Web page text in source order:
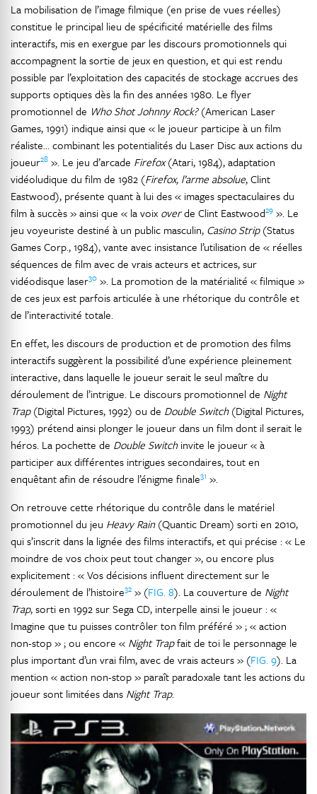
La mobilisation de l’image filmique (en prise de vues réelles)
constitue le principal lieu de spécificité matérielle des films
interactifs, mis en exergue par les discours promotionnels qui
accompagnent la sortie de jeux en question, et qui est rendu
possible par l’exploitation des capacités de stockage accrues des
supports optiques dès la fin des années 1980. Le flyer
promotionnel de Who Shot Johnny Rock?(American Laser
Games, 1991) indique ainsi que « le joueur participe à un film
réaliste… combinant les potentialités du Laser Disc aux actions du
joueur28 ». Le jeu d’arcade Firefox(Atari, 1984), adaptation
vidéoludique du film de 1982 (Firefox, l’arme absolue, Clint
Eastwood), présente quant à lui des « images spectaculaires du
film à succès » ainsi que « la voix overde Clint Eastwood29 ». Le
jeu voyeuriste destiné à un public masculin, Casino Strip(Status
Games Corp., 1984), vante avec insistance l’utilisation de « réelles
séquences de film avec de vrais acteurs et actrices, sur
vidéodisque laser30 ». La promotion de la matérialité « filmique »
de ces jeux est parfois articulée à une rhétorique du contrôle et
de l’interactivité totale.
En effet, les discours de production et de promotion des films
interactifs suggèrent la possibilité d’une expérience pleinement
interactive, dans laquelle le joueur serait le seul maître du
déroulement de l’intrigue. Le discours promotionnel de Night
Trap(Digital Pictures, 1992) ou de Double Switch(Digital Pictures,
1993) prétend ainsi plonger le joueur dans un film dont il serait le
héros. La pochette de Double Switchinvite le joueur « à
participer aux différentes intrigues secondaires, tout en
enquêtant afin de résoudre l’énigme finale31 ».
On retrouve cette rhétorique du contrôle dans le matériel
promotionnel du jeu Heavy Rain(Quantic Dream) sorti en 2010,
qui s’inscrit dans la lignée des films interactifs, et qui précise : « Le
moindre de vos choix peut tout changer », ou encore plus
explicitement : « Vos décisions influent directement sur le
déroulement de l’histoire32 » (FIG. 8). La couverture de Night
Trap, sorti en 1992 sur Sega CD, interpelle ainsi le joueur : «
Imagine que tu puisses contrôler ton film préféré » ; « action
non-stop » ; ou encore « Night Trapfait de toi le personnage le
plus important d’un vrai film, avec de vrais acteurs » (FIG. 9). La
mention « action non-stop » paraît paradoxale tant les actions du
joueur sont limitées dans Night Trap.